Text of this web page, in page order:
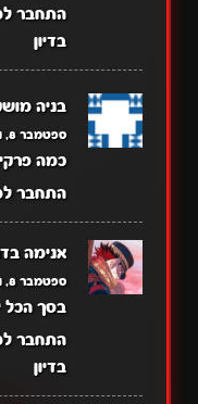
התחבר
בדיון
בניה
ספטמבר 8, 2021 בשעה 9:40 pm
כמה
התחבר
אנימה
ספטמבר 8, 2021 בשעה 9:43 pm
בסך הכל יש 12
התחבר
בדיון